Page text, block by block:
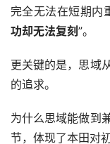
完全无法在短期内
功却无法复刻”。
更关键的是，思域
的追求。
为什么思域能做到
节，体现了本田对